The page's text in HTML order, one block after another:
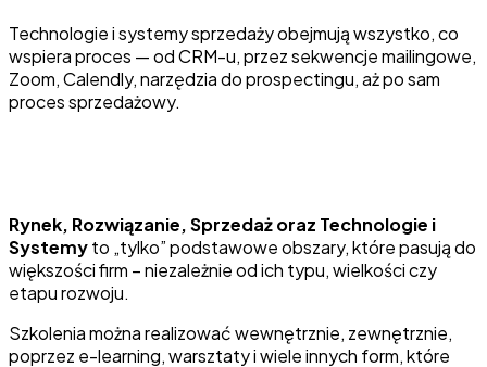
Technologie i systemy sprzedaży obejmują wszystko, co
wspiera proces — od CRM-u, przez sekwencje mailingowe,
Zoom, Calendly, narzędzia do prospectingu, aż po sam
proces sprzedażowy.
Rynek, Rozwiązanie, Sprzedaż oraz Technologie i
Systemyto „tylko” podstawowe obszary, które pasują do
większości firm – niezależnie od ich typu, wielkości czy
etapu rozwoju.
Szkolenia można realizować wewnętrznie, zewnętrznie,
poprzez e-learning, warsztaty i wiele innych form, które